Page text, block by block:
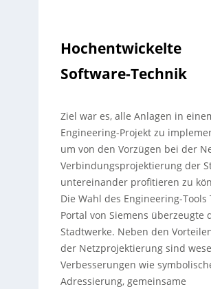
Hochentwickelte
Software-Technik
Ziel war es, alle Anlagen in
Engineering-Projekt zu
um von den Vorzügen bei der
Verbindungsprojektierung der
untereinander profitieren zu
Die Wahl des Engineering-Tools
Portal von Siemens überzeugte
Stadtwerke. Neben den
der Netzprojektierung sind
Verbesserungen wie
Adressierung, gemeinsame